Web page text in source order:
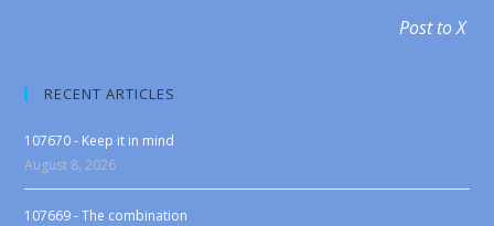
Post to X
RECENT ARTICLES
107670 - Keep it in mind
August 8, 2026
107669 - The combination